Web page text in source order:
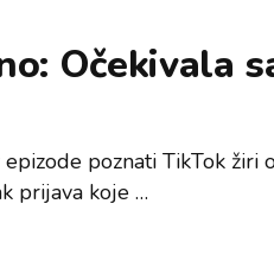
Očekivala
poznati TikTok žiri
prijava koje …